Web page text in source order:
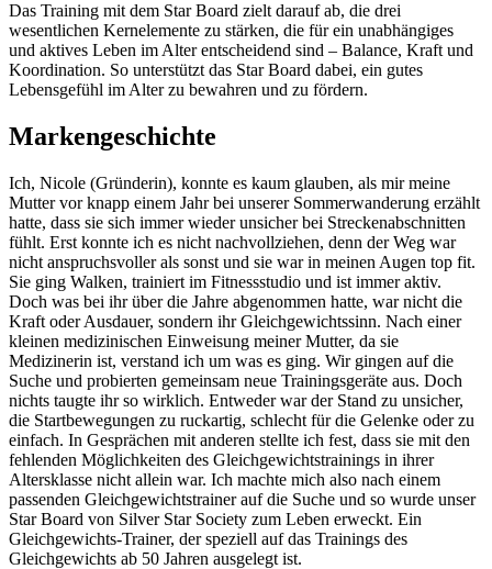
Das Training mit dem Star Board zielt darauf ab, die drei
wesentlichen Kernelemente zu stärken, die für ein unabhängiges
und aktives Leben im Alter entscheidend sind – Balance, Kraft und
Koordination. So unterstützt das Star Board dabei, ein gutes
Lebensgefühl im Alter zu bewahren und zu fördern.
Markengeschichte
Ich, Nicole (Gründerin), konnte es kaum glauben, als mir meine
Mutter vor knapp einem Jahr bei unserer Sommerwanderung erzählt
hatte, dass sie sich immer wieder unsicher bei Streckenabschnitten
fühlt. Erst konnte ich es nicht nachvollziehen, denn der Weg war
nicht anspruchsvoller als sonst und sie war in meinen Augen top fit.
Sie ging Walken, trainiert im Fitnessstudio und ist immer aktiv.
Doch was bei ihr über die Jahre abgenommen hatte, war nicht die
Kraft oder Ausdauer, sondern ihr Gleichgewichtssinn. Nach einer
kleinen medizinischen Einweisung meiner Mutter, da sie
Medizinerin ist, verstand ich um was es ging. Wir gingen auf die
Suche und probierten gemeinsam neue Trainingsgeräte aus. Doch
nichts taugte ihr so wirklich. Entweder war der Stand zu unsicher,
die Startbewegungen zu ruckartig, schlecht für die Gelenke oder zu
einfach. In Gesprächen mit anderen stellte ich fest, dass sie mit den
fehlenden Möglichkeiten des Gleichgewichtstrainings in ihrer
Altersklasse nicht allein war. Ich machte mich also nach einem
passenden Gleichgewichtstrainer auf die Suche und so wurde unser
Star Board von Silver Star Society zum Leben erweckt. Ein
Gleichgewichts-Trainer, der speziell auf das Trainings des
Gleichgewichts ab 50 Jahren ausgelegt ist.